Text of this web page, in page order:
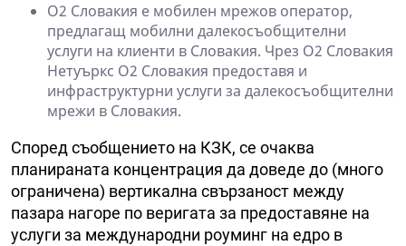
O2 Словакия е мобилен мрежов оператор,
предлагащ мобилни далекосъобщителни
услуги на клиенти в Словакия. Чрез O2 Словакия
Нетуъркс О2 Словакия предоставя и
инфраструктурни услуги за далекосъобщителни
мрежи в Словакия.
Според съобщението на КЗК, се очаква
планираната концентрация да доведе до (много
ограничена) вертикална свързаност между
пазара нагоре по веригата за предоставяне на
услуги за международни роуминг на едро в